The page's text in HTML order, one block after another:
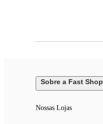
Sobre a Fast Shop
Nossas Lojas